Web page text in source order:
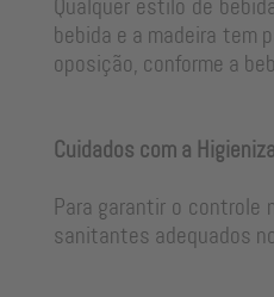
Qualquer estilo de
bebida e a madeira tem
oposição, conforme a
Cuidados com a
Para garantir o controle
sanitantes adequados